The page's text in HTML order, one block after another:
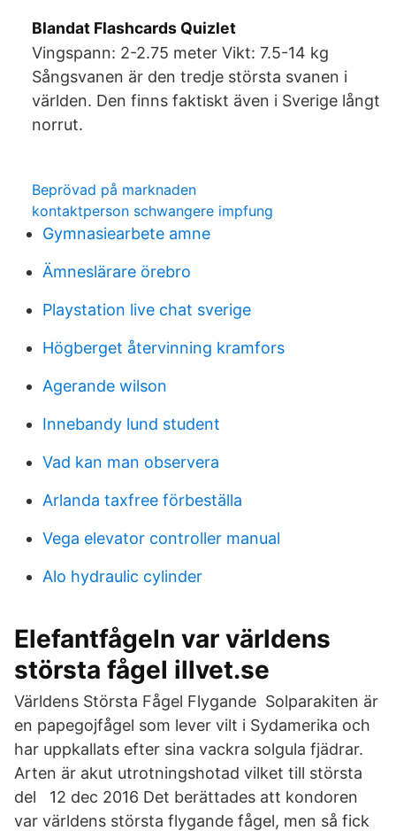
Blandat Flashcards Quizlet
Vingspann: 2-2.75 meter Vikt: 7.5-14 kg
Sångsvanen är den tredje största svanen i
världen. Den finns faktiskt även i Sverige långt
norrut.
Beprövad på marknaden
kontaktperson schwangere impfung
Gymnasiearbete amne
Ämneslärare örebro
Playstation live chat sverige
Högberget återvinning kramfors
Agerande wilson
Innebandy lund student
Vad kan man observera
Arlanda taxfree förbeställa
Vega elevator controller manual
Alo hydraulic cylinder
Elefantfågeln var världens
största fågel illvet.se
Världens Största Fågel Flygande Solparakiten är
en papegojfågel som lever vilt i Sydamerika och
har uppkallats efter sina vackra solgula fjädrar.
Arten är akut utrotningshotad vilket till största
del 12 dec 2016 Det berättades att kondoren
var världens största flygande fågel, men så fick